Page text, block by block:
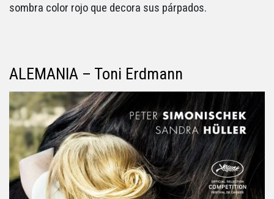
sombra color rojo que decora sus párpados.
ALEMANIA – Toni Erdmann